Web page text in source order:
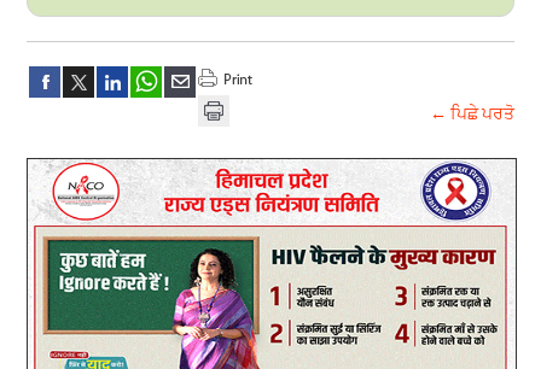
← ਪਿਛੇ ਪਰਤੋ